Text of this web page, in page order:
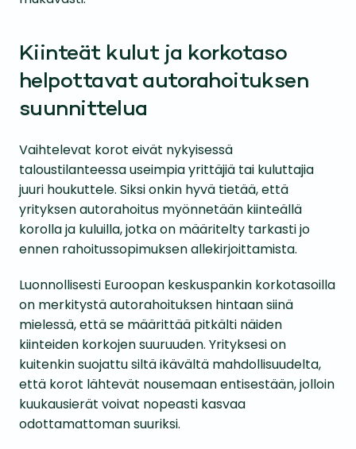
Kiinteät kulut ja korkotaso
helpottavat autorahoituksen
suunnittelua
Vaihtelevat korot eivät nykyisessä
taloustilanteessa useimpia yrittäjiä tai kuluttajia
juuri houkuttele. Siksi onkin hyvä tietää, että
yrityksen autorahoitus myönnetään kiinteällä
korolla ja kuluilla, jotka on määritelty tarkasti jo
ennen rahoitussopimuksen allekirjoittamista.
Luonnollisesti Euroopan keskuspankin korkotasoilla
on merkitystä autorahoituksen hintaan siinä
mielessä, että se määrittää pitkälti näiden
kiinteiden korkojen suuruuden. Yrityksesi on
kuitenkin suojattu siltä ikävältä mahdollisuudelta,
että korot lähtevät nousemaan entisestään, jolloin
kuukausierät voivat nopeasti kasvaa
odottamattoman suuriksi.